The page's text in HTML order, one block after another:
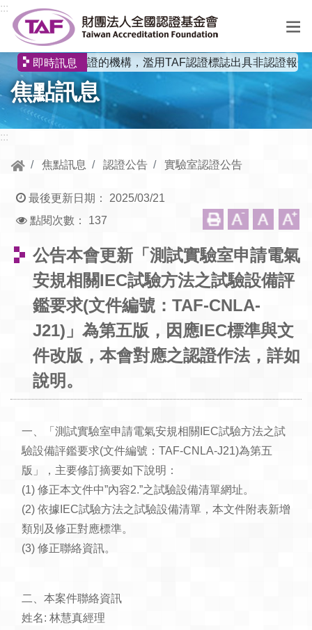
跳到中央內容區塊
:::
選
即時訊息
有非獲認證的機構，濫用TAF認證標誌出具非認證報告
焦點訊息
:::
焦點訊息 認證公告 實驗室認證公告
最後更新日期： 2025/03/21
點閱次數： 137
公告本會更新「測試實驗室申請電氣
安規相關IEC試驗方法之試驗設備評
鑑要求(文件編號：TAF-CNLA-
J21)」為第五版，因應IEC標準與文
件改版，本會對應之認證作法，詳如
說明。
一、「測試實驗室申請電氣安規相關IEC試驗方法之試
驗設備評鑑要求(文件編號：TAF-CNLA-J21)為第五
版」，主要修訂摘要如下說明：
(1) 修正本文件中”內容2.”之試驗設備清單網址。
(2) 依據IEC試驗方法之試驗設備清單，本文件附表新增
類別及修正對應標準。
(3) 修正聯絡資訊。
二、本案件聯絡資訊
姓名: 林慧真經理